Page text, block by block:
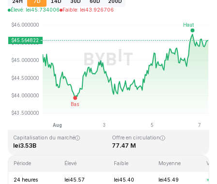
Élevé: lei45.734006 Faible: lei43.926706
Dernière mise à jour : 2026-08-07, 08:06 GMT+0
Plus haut niveau historique
Capitalisation du marché
lei3.53B
Offre en circulation
77.47 M
Période Élevé Faible Moyenne
24 heures lei45.57 lei45.40 lei45.49